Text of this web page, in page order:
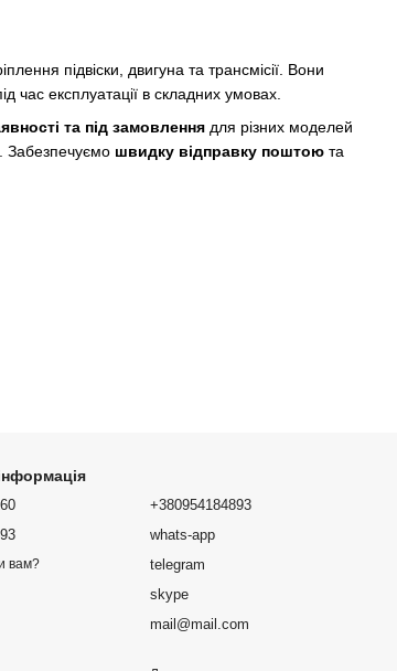
підвіски, двигуна та трансмісії. Вони
час експлуатації в складних умовах.
та під замовлення для різних моделей
Забезпечуємо швидку відправку поштою та
вам?
+380954184893
whats-app
telegram
skype
mail@mail.com